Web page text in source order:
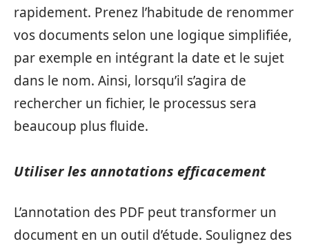
rapidement. Prenez l’habitude de renommer
vos documents selon une logique simplifiée,
par exemple en intégrant la date et le sujet
dans le nom. Ainsi, lorsqu’il s’agira de
rechercher un fichier, le processus sera
beaucoup plus fluide.
Utiliser les annotations efficacement
L’annotation des PDF peut transformer un
document en un outil d’étude. Soulignez des